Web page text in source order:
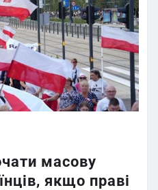
масову
якщо праві